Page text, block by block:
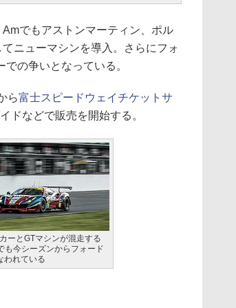
でもアストンマーティン、ポル
ニューマシンを導入。さらにフォ
の争いとなっている。
ら富士スピードウェイチケットサ
ドなどで販売を開始する。
ーとGTマシンが混走する
も今シーズンからフォード
われている